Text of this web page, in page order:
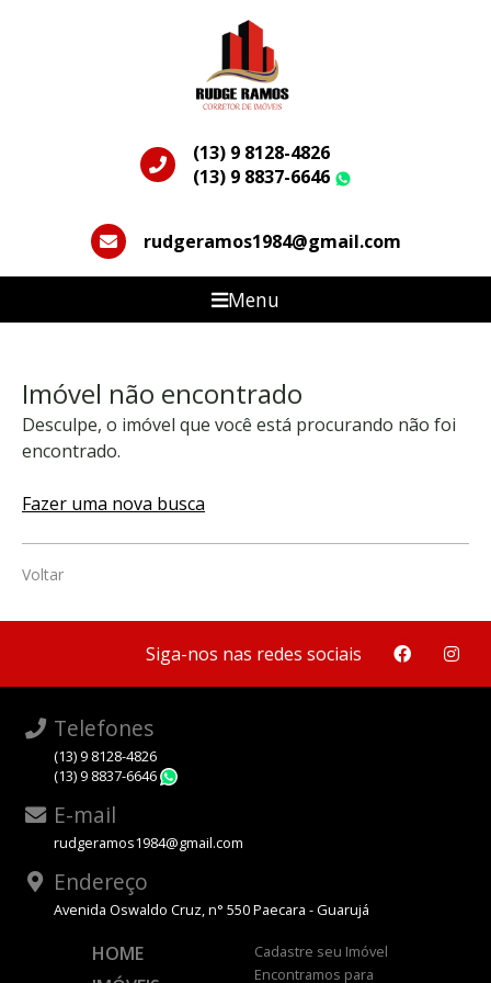
(13) 9 8128-4826
(13) 9 8837-6646
rudgeramos1984@gmail.com
Menu
Imóvel não encontrado
Desculpe, o imóvel que você está procurando não foi
encontrado.
Fazer uma nova busca
Voltar
Siga-nos nas redes sociais
Telefones
(13) 9 8128-4826
(13) 9 8837-6646
E-mail
rudgeramos1984@gmail.com
Endereço
Avenida Oswaldo Cruz, n° 550 Paecara - Guarujá
HOME
Cadastre seu Imóvel
Encontramos para